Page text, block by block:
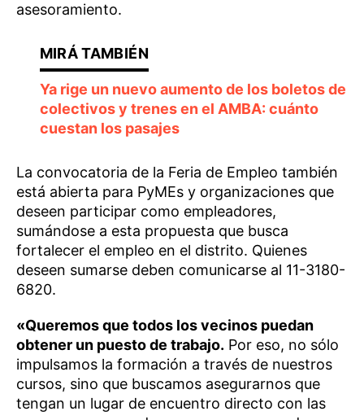
asesoramiento.
Ya rige un nuevo aumento de los boletos de
colectivos y trenes en el AMBA: cuánto
cuestan los pasajes
La convocatoria de la Feria de Empleo también
está abierta para PyMEs y organizaciones que
deseen participar como empleadores,
sumándose a esta propuesta que busca
fortalecer el empleo en el distrito. Quienes
deseen sumarse deben comunicarse al 11-3180-
6820.
«Queremos que todos los vecinos puedan
obtener un puesto de trabajo. Por eso, no sólo
impulsamos la formación a través de nuestros
cursos, sino que buscamos asegurarnos que
tengan un lugar de encuentro directo con las